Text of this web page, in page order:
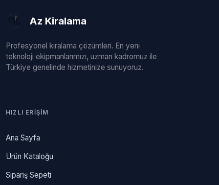
Az Kiralama
Profesyonel kiralama çözümleri. En yeni
teknoloji ekipmanlarımızı, uzman kadromuz ile
Türkiye genelinde hizmetinize sunuyoruz.
HIZLI ERIŞIM
Ana Sayfa
Ürün Kataloğu
Sipariş Sepeti